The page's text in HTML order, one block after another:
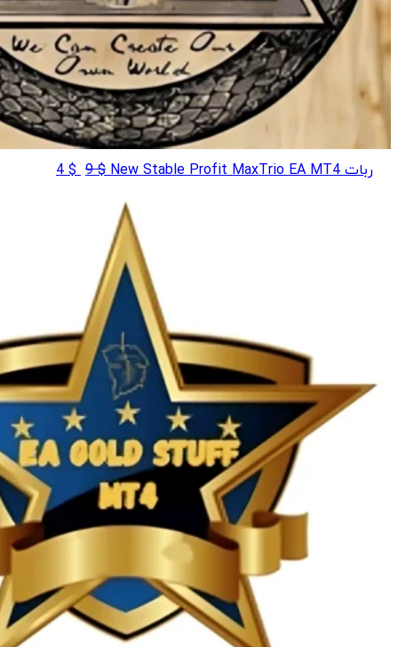
ربات New Stable Profit MaxTrio EA MT4 $
9
قیمت
$
4 قیمت